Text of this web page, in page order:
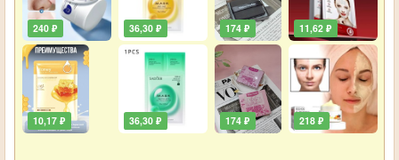
240 ₽
10,17 ₽
36,30 ₽
36,30 ₽
174 ₽
174 ₽
11,62 ₽
218 ₽